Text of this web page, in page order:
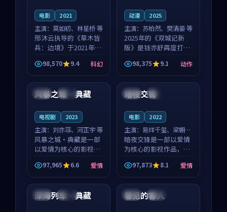
电影 2021
主演： 莫如初、林星桥 等
邢沐云执导的《草木皆
兵：边境》于2021年面
世，泰国的城市气质与
校园青春的人物心境共
同构筑了影片基调。莫
如初、林星桥用细腻的
表演撑起整部科幻电
98,570 9.4 科幻
动漫 2025
主演： 苏柏然、樊清晏 等
2025年的《双城记新
版》是钱亦舒再度打磨
的动作佳作。中国大陆
的取景与沙漠探险的氛
围相互成就，苏柏然与
樊清晏的对手戏自然克
制，让整部影片在悬念
98,375 9.1 动作
法国 独播
风暴之城·典藏
电视剧 2023
主演： 刘亦菲、河正宇 等
风暴之城·典藏是一部
以爱情为核心的影视作
品，围绕危机、反转与
人物成长展开，整体节
奏紧凑，值得推荐观
看。
97,965 6.6 爱情
韩国 完结
暗夜交锋
电影 2022
主演： 易烊千玺、梁朝伟
等
暗夜交锋是一部以爱情
为核心的影视作品，围
绕危机、反转与人物成
长展开，整体节奏紧
凑，值得推荐观看。
97,873 8.1 爱情
中国 热播
深海列车·典藏 泰国 完结
看见的客人